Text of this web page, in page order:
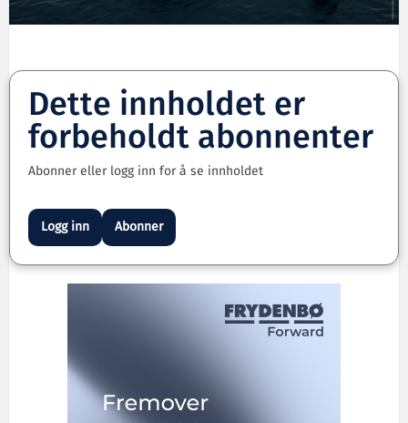
Dette innholdet er
forbeholdt abonnenter
Abonner eller logg inn for å se innholdet
Logg inn Abonner